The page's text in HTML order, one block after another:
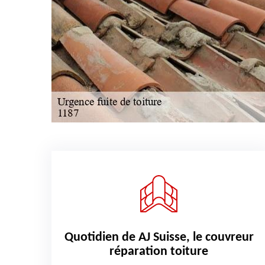
Quotidien de AJ Suisse, le couvreur
réparation toiture